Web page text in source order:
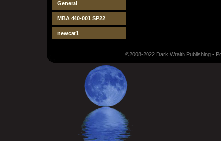
General
MBA 440-001 SP22
newcat1
©2008-2022 Dark Wraith Publishing •